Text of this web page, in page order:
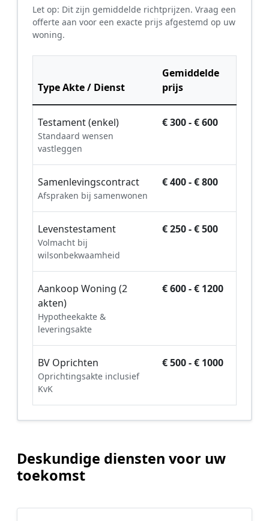
Let op: Dit zijn gemiddelde richtprijzen. Vraag een
offerte aan voor een exacte prijs afgestemd op uw
woning.
Type Akte / Dienst
Gemiddelde
prijs
Testament (enkel)
Standaard wensen
vastleggen
€ 300 - € 600
Samenlevingscontract
Afspraken bij samenwonen
€ 400 - € 800
Levenstestament
Volmacht bij
wilsonbekwaamheid
€ 250 - € 500
Aankoop Woning (2
akten)
Hypotheekakte &
leveringsakte
€ 600 - € 1200
BV Oprichten
Oprichtingsakte inclusief
KvK
€ 500 - € 1000
Deskundige diensten voor uw
toekomst